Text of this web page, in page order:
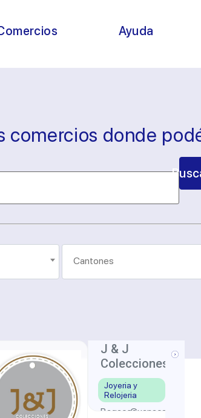
Ayuda
comercios donde
J & J
Colecciones
Joyeria y
Relojeria
Bagaces
,Guanacaste